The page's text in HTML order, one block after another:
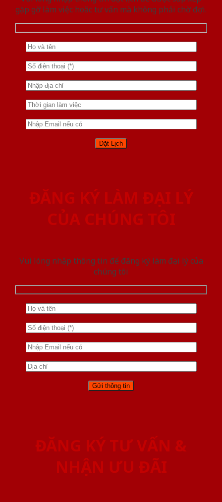
gặp gỡ làm việc hoăc tư vấn mà không phải chờ đợi.
ĐĂNG KÝ LÀM ĐẠI LÝ
CỦA CHÚNG TÔI
Vui lòng nhập thông tin để đăng ký làm đại lý của
chúng tôi
ĐĂNG KÝ TƯ VẤN &
NHẬN ƯU ĐÃI